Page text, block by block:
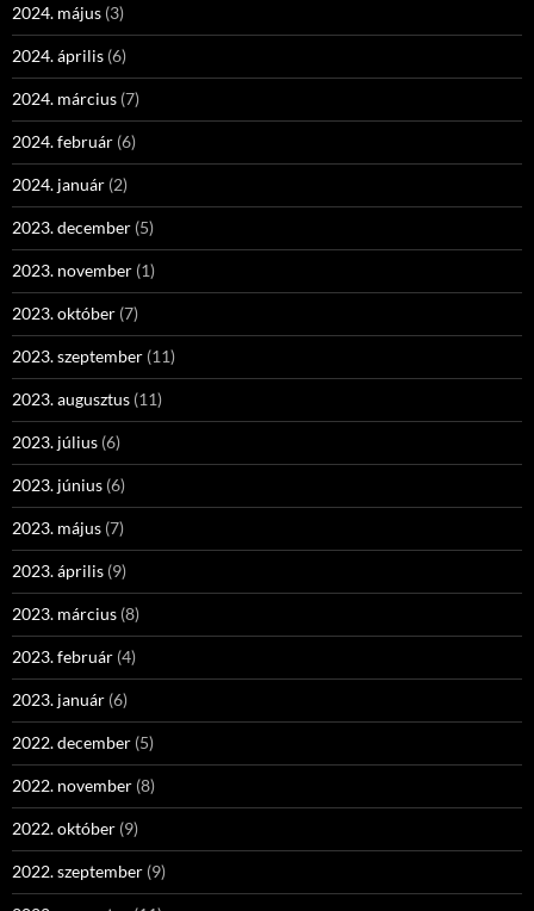
2024. május (3)
2024. április (6)
2024. március (7)
2024. február (6)
2024. január (2)
2023. december (5)
2023. november (1)
2023. október (7)
2023. szeptember (11)
2023. augusztus (11)
2023. július (6)
2023. június (6)
2023. május (7)
2023. április (9)
2023. március (8)
2023. február (4)
2023. január (6)
2022. december (5)
2022. november (8)
2022. október (9)
2022. szeptember (9)